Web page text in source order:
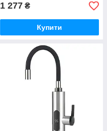
1 277 ₴
Купити